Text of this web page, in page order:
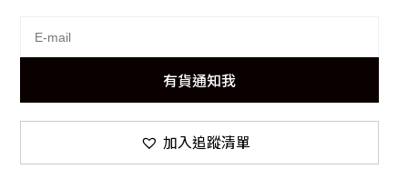
有貨通知我
加入追蹤清單